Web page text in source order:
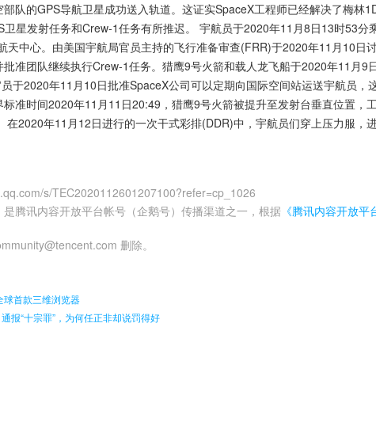
队的GPS导航卫星成功送入轨道。这证实SpaceX工程师已经解决了梅林
星发射任务和Crew-1任务有所推迟。 宇航员于2020年11月8日13时53分
天中心。由美国宇航局官员主持的飞行准备审查(FRR)于2020年11月10日
准团队继续执行Crew-1任务。猎鹰9号火箭和载人龙飞船于2020年11月9
于2020年11月10日批准SpaceX公司可以定期向国际空间站运送宇航员，
准时间2020年11月11日20:49，猎鹰9号火箭被提升至发射台垂直位置，
在2020年11月12日进行的一次干式彩排(DDR)中，宇航员们穿上压力服，
s/TEC2020112601207100?refer=cp_1026
腾讯内容开放平台帐号（企鹅号）传播渠道之一，根据 《腾讯内容开放平
删除。
球首款三维浏览器
报“十宗罪”，为何任正非却说罚得好